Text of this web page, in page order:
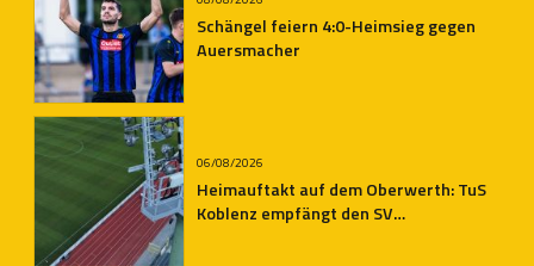
Schängel feiern 4:0-Heimsieg gegen
Auersmacher
06/08/2026
Heimauftakt auf dem Oberwerth: TuS
Koblenz empfängt den SV